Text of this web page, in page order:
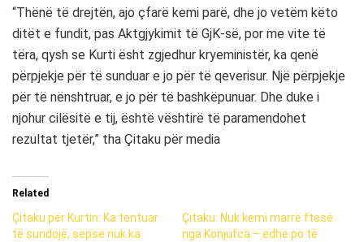
“Thënë të drejtën, ajo çfarë kemi parë, dhe jo vetëm këto
ditët e fundit, pas Aktgjykimit të GjK-së, por me vite të
tëra, qysh se Kurti ësht zgjedhur kryeministër, ka qenë
përpjekje për të sunduar e jo për të qeverisur. Një përpjekje
për të nënshtruar, e jo për të bashkëpunuar. Dhe duke i
njohur cilësitë e tij, është vështirë të paramendohet
rezultat tjetër,” tha Çitaku për media
Related
Çitaku për Kurtin: Ka tentuar
të sundojë, sepse nuk ka
Çitaku: Nuk kemi marrë ftesë
nga Konjufca – edhe po të